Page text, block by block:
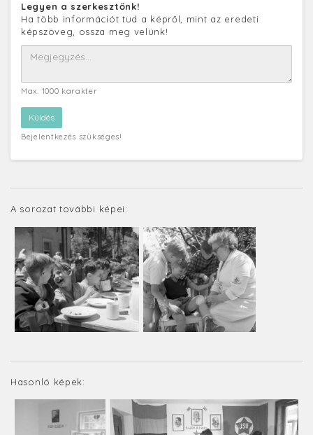
Legyen a szerkesztőnk!
Ha több információt tud a képről, mint az eredeti
képszöveg, ossza meg velünk!
Max. 1000 karakter
Bejelentkezés szükséges!
A sorozat további képei:
Hasonló képek: